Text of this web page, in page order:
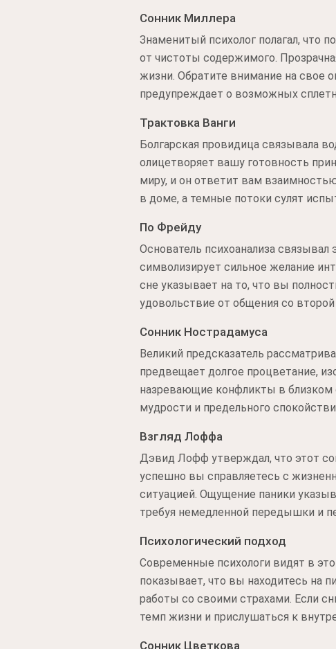
Сонник Миллера
Знаменитый психолог полагал, что
от чистоты содержимого.
жизни. Обратите внимание на свое
предупреждает о возможных
Трактовка Ванги
Болгарская провидица связывала
олицетворяет вашу готовность
миру, и он ответит вам
в доме, а темные потоки сулят
По Фрейду
Основатель психоанализа
символизирует сильное желание
сне указывает на то, что вы
удовольствие от общения со
Сонник Нострадамуса
Великий предсказатель
предвещает долгое процветание,
назревающие конфликты в близком
мудрости и предельного
Взгляд Лоффа
Дэвид Лофф утверждал, что этот
успешно вы справляетесь с
ситуацией. Ощущение паники
требуя немедленной передышки и
Психологический подход
Современные психологи видят в
показывает, что вы находитесь на
работы со своими страхами. Если
темп жизни и прислушаться к
Сонник Цветкова